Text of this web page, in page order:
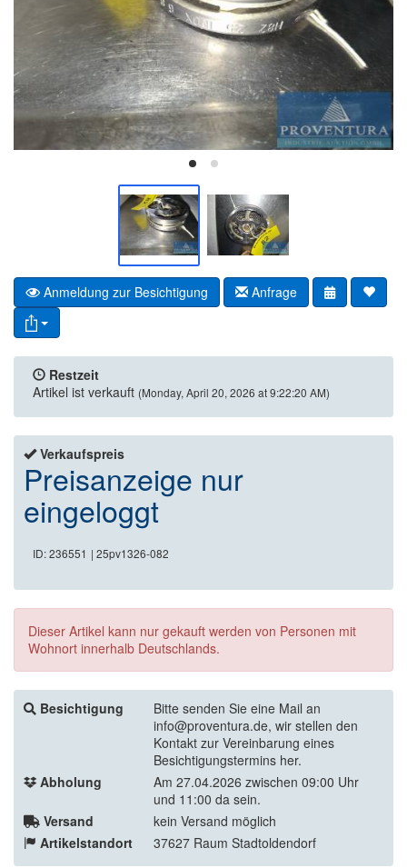
Anmeldung zur Besichtigung Anfrage
Restzeit
Artikel ist verkauft (Monday, April 20, 2026 at 9:22:20 AM)
Verkaufspreis
Preisanzeige nur
eingeloggt
ID: 236551 | 25pv1326-082
Dieser Artikel kann nur gekauft werden von Personen mit
Wohnort innerhalb Deutschlands.
Besichtigung
Bitte senden Sie eine Mail an
info@proventura.de, wir stellen den
Kontakt zur Vereinbarung eines
Besichtigungstermins her.
Abholung
Am 27.04.2026 zwischen 09:00 Uhr
und 11:00 da sein.
Versand
kein Versand möglich
Artikelstandort
37627 Raum Stadtoldendorf